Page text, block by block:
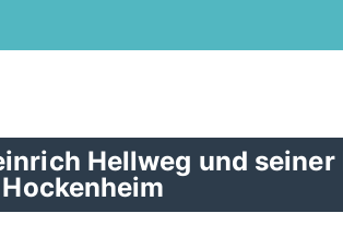
Hellweg und seiner